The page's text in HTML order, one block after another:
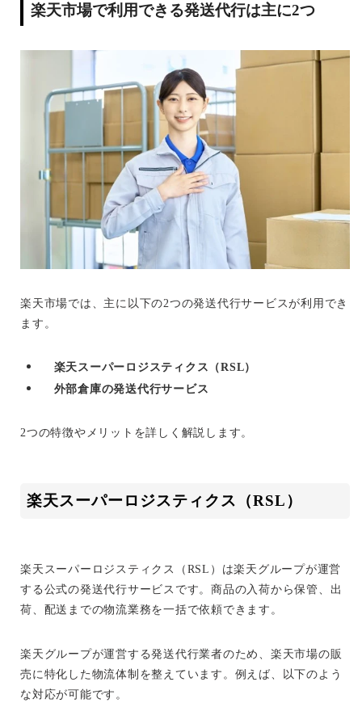
楽天市場で利用できる発送代行は主に2つ
楽天市場では、主に以下の2つの発送代行サービスが利用でき
ます。
楽天スーパーロジスティクス（RSL）
外部倉庫の発送代行サービス
2つの特徴やメリットを詳しく解説します。
楽天スーパーロジスティクス（RSL）
楽天スーパーロジスティクス（RSL）は楽天グループが運営
する公式の発送代行サービスです。商品の入荷から保管、出
荷、配送までの物流業務を一括で依頼できます。
楽天グループが運営する発送代行業者のため、楽天市場の販
売に特化した物流体制を整えています。例えば、以下のよう
な対応が可能です。